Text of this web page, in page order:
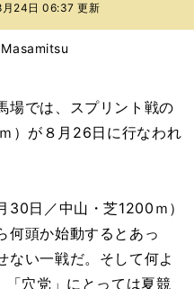
24日 06:37 更新
では、スプリント戦の
）が８月26日に行なわれ
日／中山・芝1200ｍ）
何頭か始動するとあっ
ない一戦だ。そして何よ
「穴党」にとっては夏競